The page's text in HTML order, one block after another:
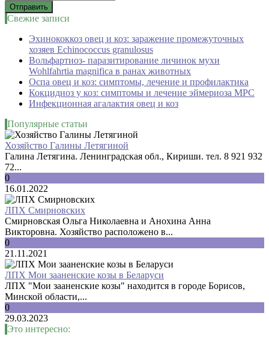
Свежие записи
Эхинококкоз овец и коз: заражение промежуточных
хозяев Echinococcus granulosus
Вольфартиоз- паразитирование личинок мухи
Wohlfahrtia magnifica в ранах животных
Оспа овец и коз: симптомы, лечение и профилактика
Кокцидиоз у коз: симптомы и лечение эймериоза МРС
Инфекционная агалактия овец и коз
Популярные статьи
Хозяйство Галины Летягиной
Галина Летягина. Ленинградская обл., Кириши. тел. 8 921 932
72...
0
16.01.2022
ЛПХ Смирновских
Смирновская Ольга Николаевна и Анохина Анна
Викторовна. Хозяйство расположено в...
0
21.11.2021
ЛПХ Мои зааненские козы в Беларуси
ЛПХ "Мои зааненские козы" находится в городе Борисов,
Минской области,...
0
29.03.2023
Это интересно: